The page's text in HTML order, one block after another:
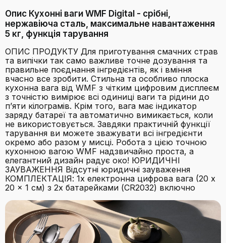
Опис Кухонні ваги WMF Digital - срібні,
нержавіюча сталь, максимальне навантаження
5 кг, функція тарування
ОПИС ПРОДУКТУ Для приготування смачних страв
та випічки так само важливе точне дозування та
правильне поєднання інгредієнтів, як і вміння
вчасно все зробити. Стильна та особливо плоска
кухонна вага від WMF з чітким цифровим дисплеєм
з точністю вимірює всі одиниці ваги та рідини до
п’яти кілограмів. Крім того, вага має індикатор
заряду батареї та автоматично вимикається, коли
не використовується. Завдяки практичній функції
тарування ви можете зважувати всі інгредієнти
окремо або разом у мисці. Робота з цією точною
кухонною вагою WMF надзвичайно проста, а
елегантний дизайн радує око! ЮРИДИЧНІ
ЗАУВАЖЕННЯ Відсутні юридичні зауваження
КОМПЛЕКТАЦІЯ: 1x електронна цифрова вага (20 x
20 x 1 см) з 2x батарейками (CR2032) включно